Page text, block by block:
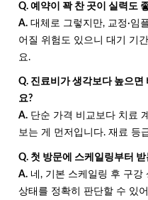
Q. 예약이 꽉 찬 곳이 실력도
A.대체로 그렇지만, 교정·임
어질 위험도 있으니 대기 기
요.
Q. 진료비가 생각보다 높으면
요?
A.단순 가격 비교보다 치료
보는 게 먼저입니다. 재료 등
Q. 첫 방문에 스케일링부터
A.네, 기본 스케일링 후 구강
상태를 정확히 판단할 수 있